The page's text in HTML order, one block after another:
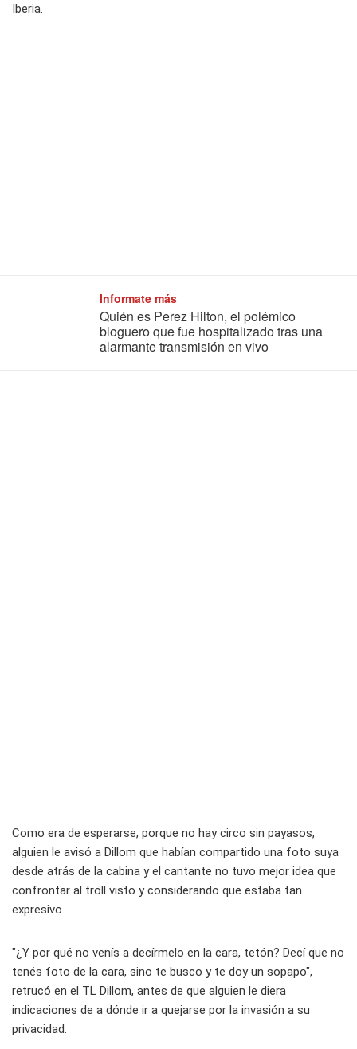
Iberia.
Informate más
Quién es Perez Hilton, el polémico
bloguero que fue hospitalizado tras una
alarmante transmisión en vivo
Como era de esperarse, porque no hay circo sin payasos,
alguien le avisó a Dillom que habían compartido una foto suya
desde atrás de la cabina y el cantante no tuvo mejor idea que
confrontar al troll visto y considerando que estaba tan
expresivo.
"¿Y por qué no venís a decírmelo en la cara, tetón? Decí que no
tenés foto de la cara, sino te busco y te doy un sopapo",
retrucó en el TL Dillom, antes de que alguien le diera
indicaciones de a dónde ir a quejarse por la invasión a su
privacidad.